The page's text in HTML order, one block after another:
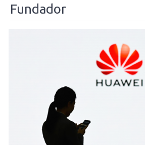
Fundador